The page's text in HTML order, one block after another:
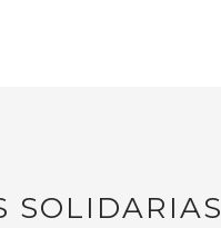
SOLIDARIAS